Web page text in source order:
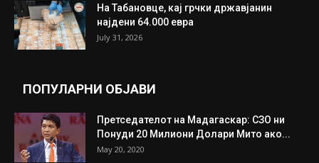
На Табановце, кај грчки државјанин
најдени 64.000 евра
July 31, 2026
ПОПУЛАРНИ ОБЈАВИ
Претседателот на Мадагаскар: СЗО ни
Понуди 20 Милиони Долари Мито ако...
May 20, 2020